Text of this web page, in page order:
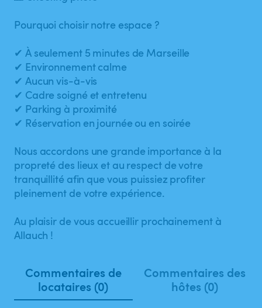
Pourquoi choisir notre espace ?
✔ À seulement 5 minutes de Marseille
✔ Environnement calme
✔ Aucun vis-à-vis
✔ Cadre soigné et entretenu
✔ Parking à proximité
✔ Réservation en journée ou en soirée
Nous accordons une grande importance à la
propreté des lieux et au respect de votre
tranquillité afin que vous puissiez profiter
pleinement de votre expérience.
Au plaisir de vous accueillir prochainement à
Allauch !
Commentaires de
locataires (0)
Commentaires des
hôtes (0)